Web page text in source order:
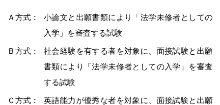
Ａ方式：
小論文と出願書類により「法学未修者としての
入学」を審査する試験
Ｂ方式：
社会経験を有する者を対象に、面接試験と出願
書類により「法学未修者としての入学」を審査
する試験
Ｃ方式：
英語能力が優秀な者を対象に、面接試験と出願